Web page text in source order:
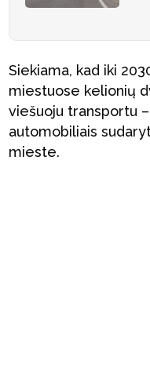
Siekiama, kad iki
miestuose kelionių
viešuoju transportu
automobiliais
mieste.